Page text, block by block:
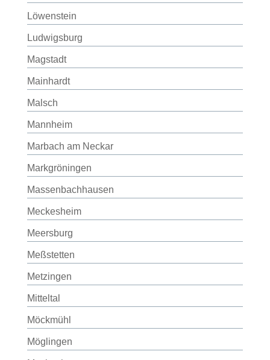
Löwenstein
Ludwigsburg
Magstadt
Mainhardt
Malsch
Mannheim
Marbach am Neckar
Markgröningen
Massenbachhausen
Meckesheim
Meersburg
Meßstetten
Metzingen
Mitteltal
Möckmühl
Möglingen